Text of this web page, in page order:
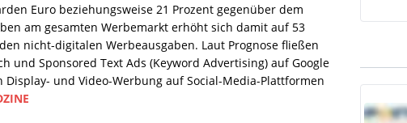
Euro beziehungsweise 21 Prozent gegenüber dem
am gesamten Werbemarkt erhöht sich damit auf 53
nicht-digitalen Werbeausgaben. Laut Prognose fließen
und Sponsored Text Ads (Keyword Advertising) auf Google
und Video-Werbung auf Social-Media-Plattformen